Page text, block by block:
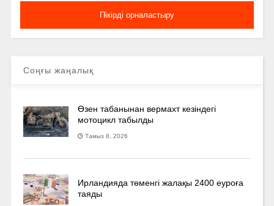
Соңғы жаңалық
Өзен табанынан вермахт кезіндегі
мотоцикл табылды
Тамыз 8, 2026
Ирландияда төменгі жалақы 2400 еуроға
таяды